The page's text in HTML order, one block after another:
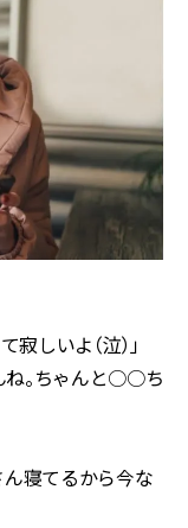
しいよ（泣）」
ね。ちゃんと○○ち
ん寝てるから今な